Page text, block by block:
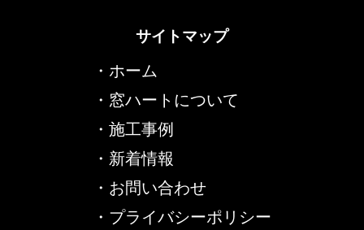
サイトマップ
・ ホーム
・ 窓ハートについて
・ 施工事例
・ 新着情報
・ お問い合わせ
・ プライバシーポリシー